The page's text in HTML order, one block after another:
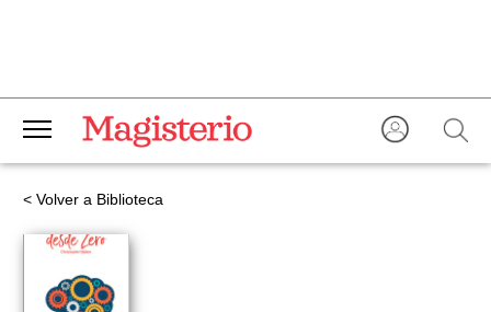
< Volver a Biblioteca